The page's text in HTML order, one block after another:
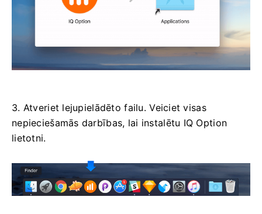
3. Atveriet lejupielādēto failu. Veiciet visas
nepieciešamās darbības, lai instalētu IQ Option
lietotni.